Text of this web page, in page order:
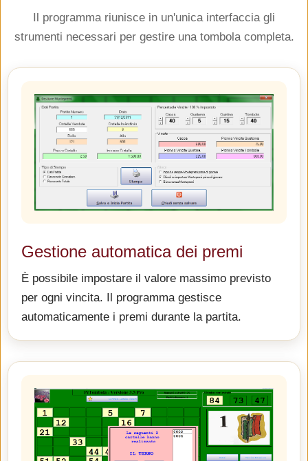
Il programma riunisce in un'unica interfaccia gli
strumenti necessari per gestire una tombola completa.
Gestione automatica dei premi
È possibile impostare il valore massimo previsto
per ogni vincita. Il programma gestisce
automaticamente i premi durante la partita.